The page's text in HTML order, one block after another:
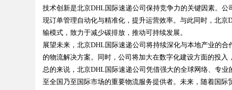
!
技术创新是北京DHL国际速递公司保持竞争力的关键因素。
现订单管理自动化与精准化，提升运营效率。与此同时，北
输模式，致力于减少碳排放，推动可持续发展。
展望未来，北京DHL国际速递公司将持续深化与本地产业的
的物流解决方案。同时，公司将加大在数字化建设方面的投
总的来说，北京DHL国际速递公司凭借强大的全球网络、专
至全国乃至国际市场的重要物流服务提供者。未来，随着国